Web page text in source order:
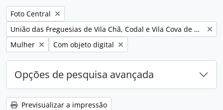
Remover filtro:
Foto Central
Remover filtro:
União das Freguesias de Vila Chã, Codal e Vila Cova de Perrinho
Remover filtro:
Mulher Remover filtro:
Com objeto digital
Opções de pesquisa avançada
Previsualizar a impressão